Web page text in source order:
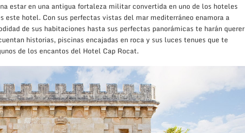
estar en una antigua fortaleza militar convertida en uno de los hoteles
este hotel. Con sus perfectas vistas del mar mediterráneo enamora a
de sus habitaciones hasta sus perfectas panorámicas te harán querer
historias, piscinas encajadas en roca y sus luces tenues que te
de los encantos del Hotel Cap Rocat.